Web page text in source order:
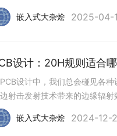
个速成学习路径，以此参考。1
嵌入式大杂烩
2025-04-
设计：20H规则适合
设计中，我们总会碰见各
射击发射技术带来的边缘辐
总线中的电流波动上升/下降时
嵌入式大杂烩
2024-12-